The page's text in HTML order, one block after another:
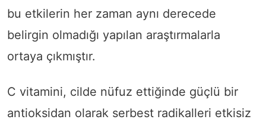
bu etkilerin her zaman aynı derecede
belirgin olmadığı yapılan araştırmalarla
ortaya çıkmıştır.
C vitamini, cilde nüfuz ettiğinde güçlü bir
antioksidan olarak serbest radikalleri etkisiz